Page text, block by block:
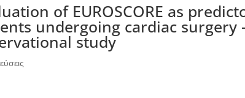
of EUROSCORE as
undergoing cardiac surgery
study